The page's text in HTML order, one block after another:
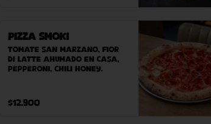
Pizza Smoki
Tomate san marzano, fior
di latte ahumado en casa,
pepperoni, chili honey.
$12.900